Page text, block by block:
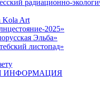
радиационно-
Kola Art
2025»
Эльба»
листопад»
ИНФОРМАЦИЯ